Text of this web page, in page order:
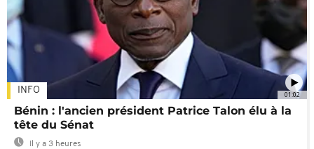
01:02
INFO
Bénin : l'ancien président Patrice Talon élu à la
tête du Sénat
Il y a 3 heures